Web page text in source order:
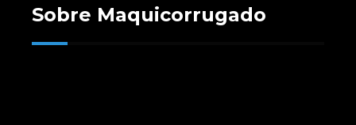
Sobre Maquicorrugado